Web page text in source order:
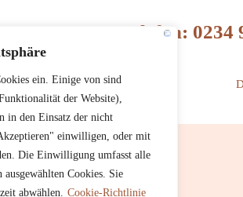
ein. Einige von sind
der Website),
in den Einsatz der nicht
einwilligen, oder mit
Die Einwilligung umfasst alle
Cookies. Sie
abwählen. Cookie-Richtlinie
Telefon: 0234